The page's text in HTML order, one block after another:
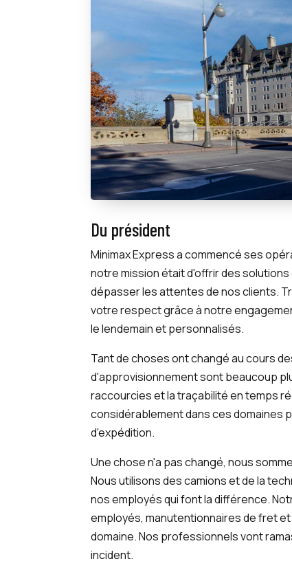
Du président
Minimax Express a commencé ses
notre mission était d'offrir des
dépasser les attentes de nos clients.
votre respect grâce à notre
le lendemain et personnalisés.
Tant de choses ont changé au cours
d'approvisionnement sont beaucoup
raccourcies et la traçabilité en temps
considérablement dans ces domaines
d'expédition.
Une chose n'a pas changé, nous
Nous utilisons des camions et de la
nos employés qui font la différence.
employés, manutentionnaires de fret
domaine. Nos professionnels vont
incident.